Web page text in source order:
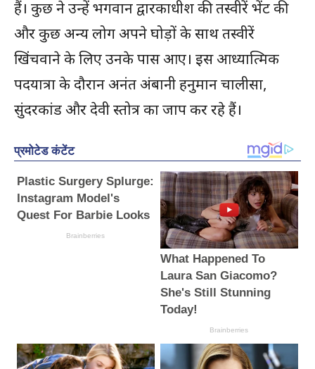
हैं। कुछ ने उन्हें भगवान द्वारकाधीश की तस्वीरें भेंट की
और कुछ अन्य लोग अपने घोड़ों के साथ तस्वीरें
खिंचवाने के लिए उनके पास आए। इस आध्यात्मिक
पदयात्रा के दौरान अनंत अंबानी हनुमान चालीसा,
सुंदरकांड और देवी स्तोत्र का जाप कर रहे हैं।